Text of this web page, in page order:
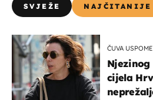
SVJEŽE NAJČITANIJE
ČUVA
Njezinog
cijela